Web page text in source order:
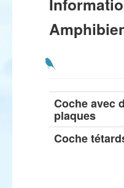
Coche avec
plaques
Coche